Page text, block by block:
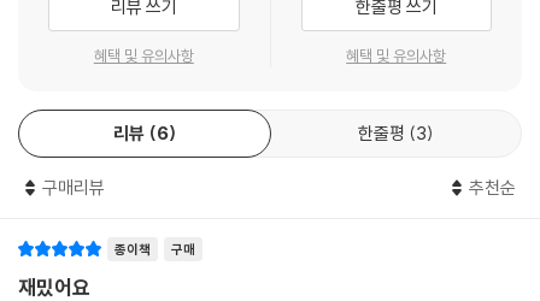
리뷰 쓰기
혜택 및 유의사항
한줄평 쓰기
혜택 및 유의사항
리뷰 6 한줄평 3
구매리뷰 추천순
종이책 구매
재밌어요